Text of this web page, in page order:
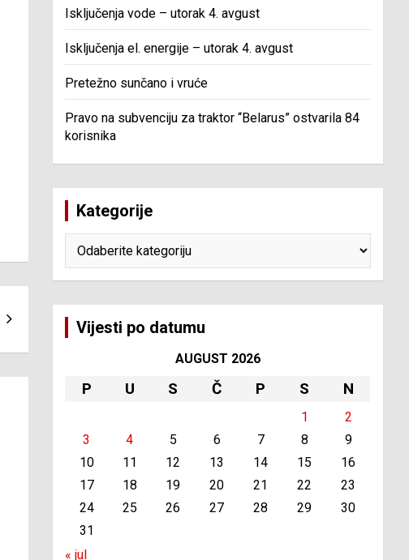
Isključenja vode – utorak 4. avgust
Isključenja el. energije – utorak 4. avgust
Pretežno sunčano i vruće
Pravo na subvenciju za traktor “Belarus” ostvarila 84
korisnika
Kategorije
Vijesti po datumu
AUGUST 2026
P U S Č P S N
1
2
3
4 5 6 7 8
9
10
11 12 13 14 15
16
17
18 19 20 21 22
23
24
25 26 27 28 29
30
31
« jul